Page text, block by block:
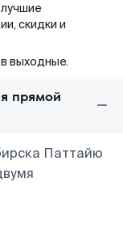
скидки и
выходные.
прямой
Паттайю